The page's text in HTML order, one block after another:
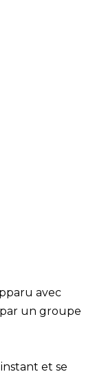
avec
un groupe
et se